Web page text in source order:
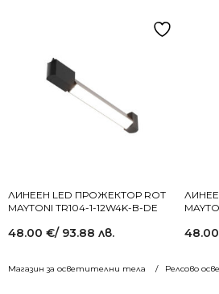
Магазин за осветителни тела Релсово
ЛИНЕЕН LED ПРОЖЕКТОР ROT
MAYTONI TR104-1-12W4K-B-DE
48.00 €/ 93.88 лв. 48.00